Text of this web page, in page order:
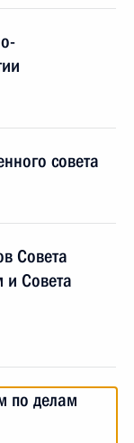
совета
Совета
Совета
по делам